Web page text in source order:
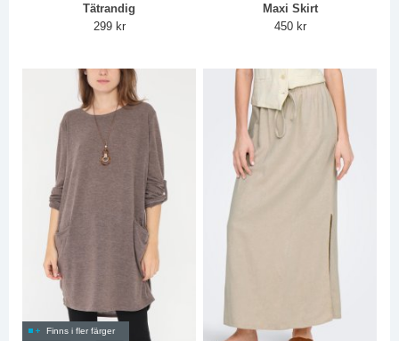
Tätrandig
299 kr
Maxi Skirt
450 kr
Finns i fler färger